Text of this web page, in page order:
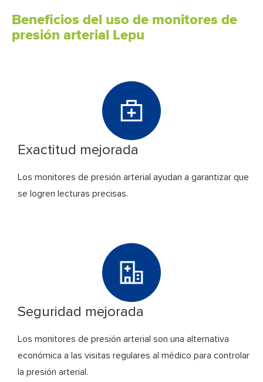
Beneficios del uso de monitores de
presión arterial Lepu
Exactitud mejorada
Los monitores de presión arterial ayudan a garantizar que
se logren lecturas precisas.
Seguridad mejorada
Los monitores de presión arterial son una alternativa
económica a las visitas regulares al médico para controlar
la presión arterial.